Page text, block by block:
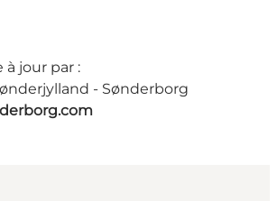
à jour par :
- Sønderborg